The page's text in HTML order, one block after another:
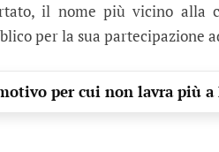
il nome più vicino alla
per la sua partecipazione
per cui non lavra più a